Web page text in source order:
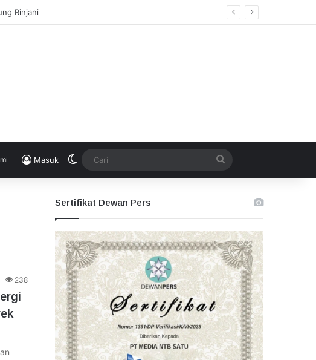
Masuk Switch skin
238
Sertifikat Dewan Pers